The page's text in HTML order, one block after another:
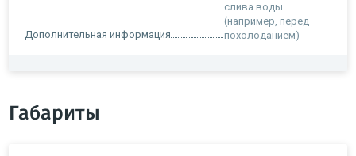
Дополнительная информация
слива воды
(например, перед
похолоданием)
Габариты